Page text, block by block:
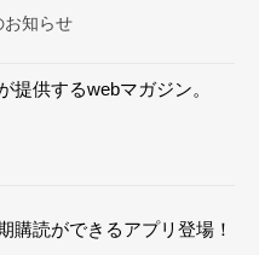
お知らせ
提供するwebマガジン。
購読ができるアプリ登場！